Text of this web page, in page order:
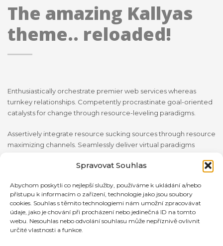
Spravovat Souhlas
Abychom poskytli co nejlepší služby, používáme k ukládání a/nebo
přístupu k informacím o zařízení, technologie jako jsou soubory
cookies. Souhlas s těmito technologiemi nám umožní zpracovávat
údaje, jako je chování při procházení nebo jedinečná ID na tomto
webu. Nesouhlas nebo odvolání souhlasu může nepříznivě ovlivnit
určité vlastnosti a funkce.
The amazing Kallyas
theme.. reloaded!
Enthusiastically orchestrate premier web services whereas
turnkey relationships. Competently procrastinate goal-oriented
catalysts for change through resource-leveling paradigms.
Assertively integrate resource sucking sources through resource
maximizing channels. Seamlessly deliver virtual paradigms
materials without effective leadership oriented catalysts for
Assertively integrate resource sucking sources through resource
maximizing channels. Seamlessly deliver virtual paradigms
through web-enabled value. Progressively parallel task turnkey